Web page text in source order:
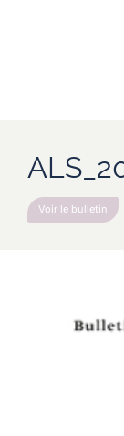
Voir le bulletin